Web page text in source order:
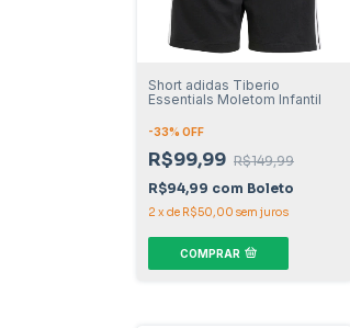
Short adidas Tiberio
Essentials Moletom Infantil
-33% OFF
R$99,99 R$149,99
R$94,99 com Boleto
2 x de R$50,00 sem juros
COMPRAR